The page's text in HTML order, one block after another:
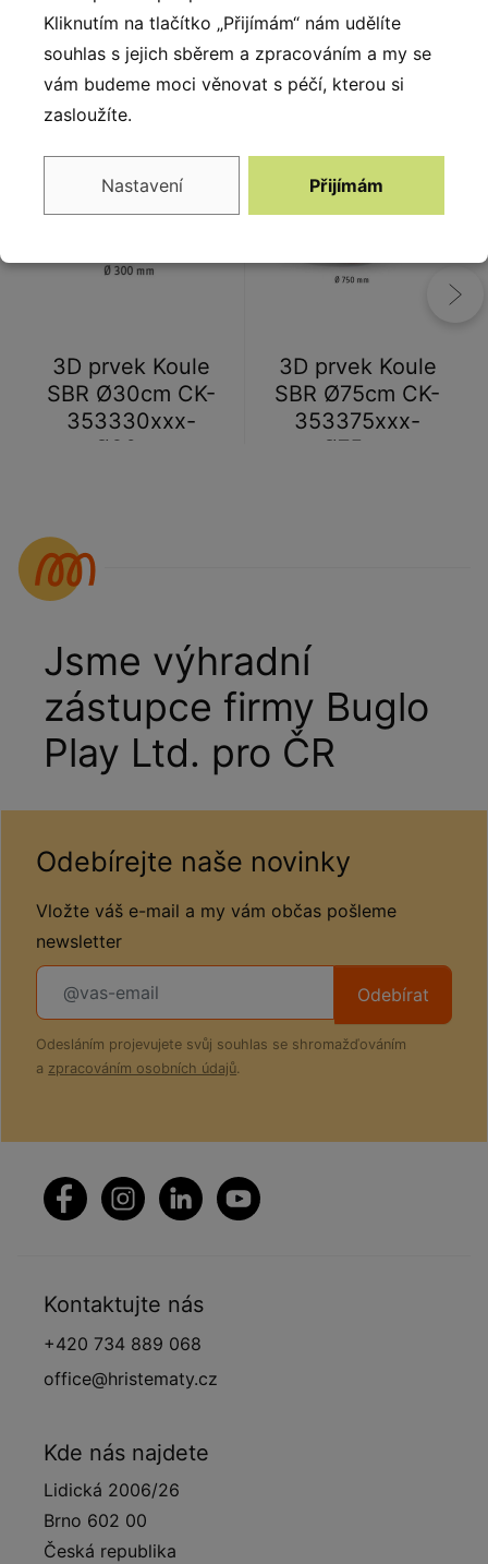
Alternativy
3D prvek Koule
SBR Ø30cm CK-
353330xxx-
Ø30cm
3D prvek Koule
SBR Ø75cm CK-
353375xxx-
Ø75cm
Jsme výhradní
zástupce firmy Buglo
Play Ltd. pro ČR
Odebírejte naše novinky
Vložte váš e-mail a my vám občas pošleme
newsletter
Odebírat
Odesláním projevujete svůj souhlas se shromažďováním
a zpracováním osobních údajů.
Kontaktujte nás
+420 734 889 068
office@hristematy.cz
Kde nás najdete
Lidická 2006/26
Brno 602 00
Česká republika
Kliknutím na tlačítko „Přijímám“ nám udělíte
souhlas s jejich sběrem a zpracováním a my se
vám budeme moci věnovat s péčí, kterou si
zasloužíte.
Nastavení Přijímám